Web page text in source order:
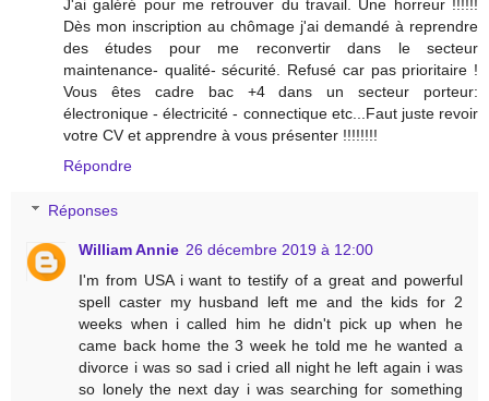
J'ai galéré pour me retrouver du travail. Une horreur !!!!!!
Dès mon inscription au chômage j'ai demandé à reprendre
des études pour me reconvertir dans le secteur
maintenance- qualité- sécurité. Refusé car pas prioritaire !
Vous êtes cadre bac +4 dans un secteur porteur:
électronique - électricité - connectique etc...Faut juste revoir
votre CV et apprendre à vous présenter !!!!!!!!
Répondre
Réponses
William Annie 26 décembre 2019 à 12:00
I'm from USA i want to testify of a great and powerful
spell caster my husband left me and the kids for 2
weeks when i called him he didn't pick up when he
came back home the 3 week he told me he wanted a
divorce i was so sad i cried all night he left again i was
so lonely the next day i was searching for something